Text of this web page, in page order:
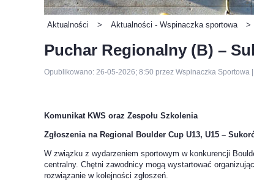
Aktualności > Aktualności - Wspinaczka sportowa >
Puchar Regionalny (B) –
Opublikowano: 26-05-2026; 8:50 przez Wspinaczka
Komunikat KWS oraz Zespołu Szkolenia
Zgłoszenia na Regional Boulder Cup U13, U15 –
W związku z wydarzeniem sportowym w konkurencji
centralny. Chętni zawodnicy mogą wystartować
rozwiązanie w kolejności zgłoszeń.